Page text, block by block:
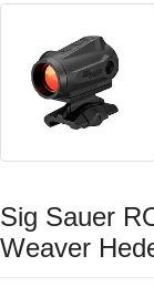
Sig Sauer
Weaver